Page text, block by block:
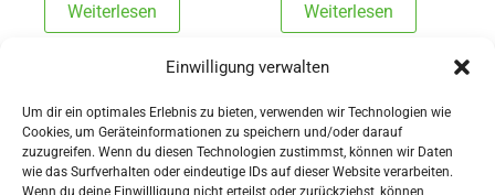
Einwilligung verwalten
Um dir ein optimales Erlebnis zu bieten, verwenden wir Technologien wie
Cookies, um Geräteinformationen zu speichern und/oder darauf
zuzugreifen. Wenn du diesen Technologien zustimmst, können wir Daten
wie das Surfverhalten oder eindeutige IDs auf dieser Website verarbeiten.
Wenn du deine Einwillligung nicht erteilst oder zurückziehst, können
Weiterlesen Weiterlesen